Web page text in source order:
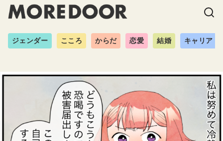
ジェンダー こころ からだ 恋愛 結婚 キャリア